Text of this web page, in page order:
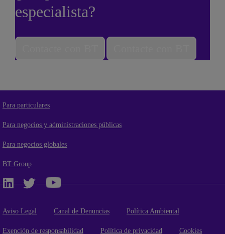
especialista?
Para particulares
Para negocios y administraciones públicas
Para negocios globales
BT Group
Aviso Legal Canal de Denuncias Política Ambiental
Exención de responsabilidad Política de privacidad Cookies